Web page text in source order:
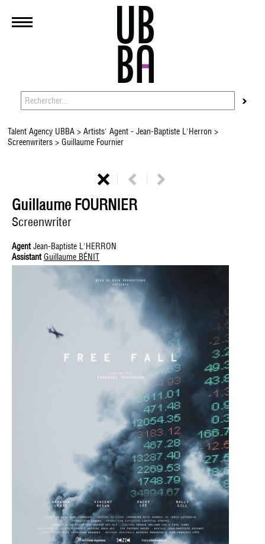
Talent Agency UBBA>Artists' Agent - Jean-Baptiste L'Herron >
Screenwriters> Guillaume Fournier
Guillaume FOURNIER
Screenwriter
AgentJean-Baptiste L'HERRON
AssistantGuillaume BÉNIT